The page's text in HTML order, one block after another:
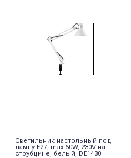
Светильник настольный под
лампу E27, max 60W, 230V на
струбцине, белый, DE1430